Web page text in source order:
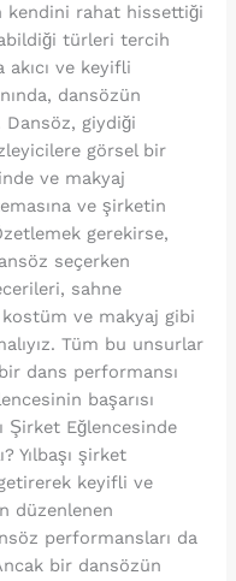
kendini rahat hissettiği
türleri tercih
ve keyifli
dansözün
giydiği
görsel bir
ve makyaj
ve şirketin
gerekirse,
seçerken
sahne
ve makyaj gibi
Tüm bu unsurlar
dans performansı
başarısı
Şirket Eğlencesinde
Yılbaşı şirket
keyifli ve
düzenlenen
performansları da
bir dansözün